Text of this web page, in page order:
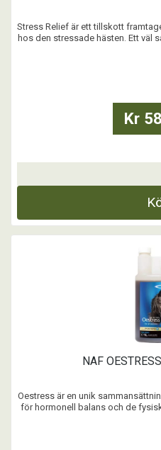
Stress Relief är ett tillskott
hos den stressade hästen. Ett väl
Kr
NAF
Oestress är en unik
för hormonell balans och de